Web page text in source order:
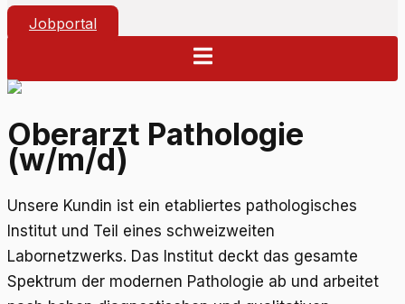
Jobportal
Oberarzt Pathologie
(w/m/d)
Unsere Kundin ist ein etabliertes pathologisches
Institut und Teil eines schweizweiten
Labornetzwerks. Das Institut deckt das gesamte
Spektrum der modernen Pathologie ab und arbeitet